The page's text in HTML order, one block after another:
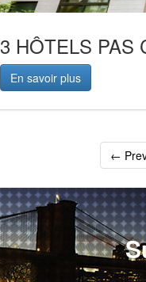
3 HÔTELS PAS
En savoir plus
←